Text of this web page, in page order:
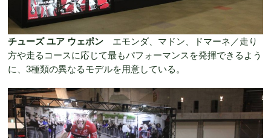
チューズ ユア ウェポン エモンダ、マドン、ドマーネ／走り
方や走るコースに応じて最もパフォーマンスを発揮できるよう
に、3種類の異なるモデルを用意している 。